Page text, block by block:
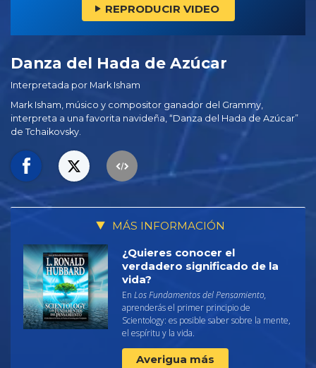
REPRODUCIR VIDEO
Danza del Hada de Azúcar
Interpretada por Mark Isham
Mark Isham, músico y compositor ganador del Grammy,
interpreta a una favorita navideña, “Danza del Hada de Azúcar”
de Tchaikovsky.
MÁS INFORMACIÓN
¿Quieres conocer el
verdadero significado de la
vida?
En Los Fundamentos del Pensamiento,
aprenderás el primer principio de
Scientology: es posible saber sobre la mente,
el espíritu y la vida.
Averigua más